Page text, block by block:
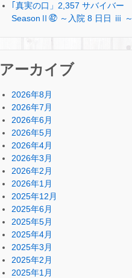
｢真実の口」2,357 サバイバー
SeasonⅡ㊷ ～入院 8 日日 ⅲ ～
アーカイブ
2026年8月
2026年7月
2026年6月
2026年5月
2026年4月
2026年3月
2026年2月
2026年1月
2025年12月
2025年6月
2025年5月
2025年4月
2025年3月
2025年2月
2025年1月